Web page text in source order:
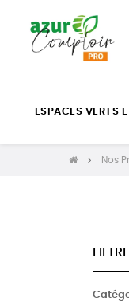
ESPACES VERTS
Nos